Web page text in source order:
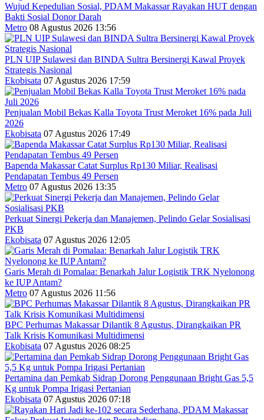
Wujud Kepedulian Sosial, PDAM Makassar Rayakan HUT dengan
Bakti Sosial Donor Darah
Metro 08 Agustus 2026 13:56
PLN UIP Sulawesi dan BINDA Sultra Bersinergi Kawal Proyek
Strategis Nasional
Ekobisata 07 Agustus 2026 17:59
Penjualan Mobil Bekas Kalla Toyota Trust Meroket 16% pada Juli
2026
Ekobisata 07 Agustus 2026 17:49
Bapenda Makassar Catat Surplus Rp130 Miliar, Realisasi
Pendapatan Tembus 49 Persen
Metro 07 Agustus 2026 13:35
Perkuat Sinergi Pekerja dan Manajemen, Pelindo Gelar Sosialisasi
PKB
Ekobisata 07 Agustus 2026 12:05
Garis Merah di Pomalaa: Benarkah Jalur Logistik TRK Nyelonong
ke IUP Antam?
Metro 07 Agustus 2026 11:56
BPC Perhumas Makassar Dilantik 8 Agustus, Dirangkaikan PR
Talk Krisis Komunikasi Multidimensi
Ekobisata 07 Agustus 2026 08:25
Pertamina dan Pemkab Sidrap Dorong Penggunaan Bright Gas 5,5
Kg untuk Pompa Irigasi Pertanian
Ekobisata 07 Agustus 2026 07:18